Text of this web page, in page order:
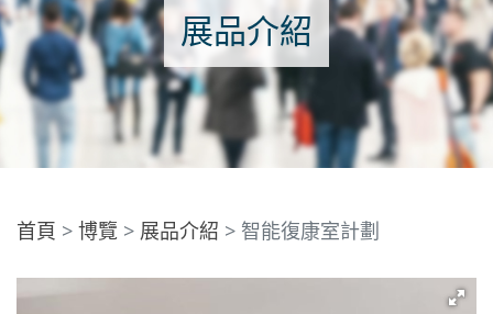
展品介紹
首頁 博覽 展品介紹 智能復康室計劃